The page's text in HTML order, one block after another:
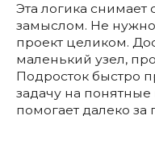
Эта логика
замыслом. Не
проект целиком.
маленький узел,
Подросток быстро
задачу на
помогает далеко